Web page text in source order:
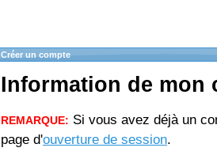
Créer un compte
Information de mon
REMARQUE: Si vous avez déjà un
page d'ouverture de session.